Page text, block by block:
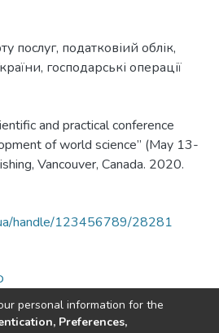
послуг, податковіий облік,
, господарські операції
and practical conference
of world science” (May 13-
Vancouver, Canada. 2020.
handle/123456789/28281
personal information for the
Preferences,